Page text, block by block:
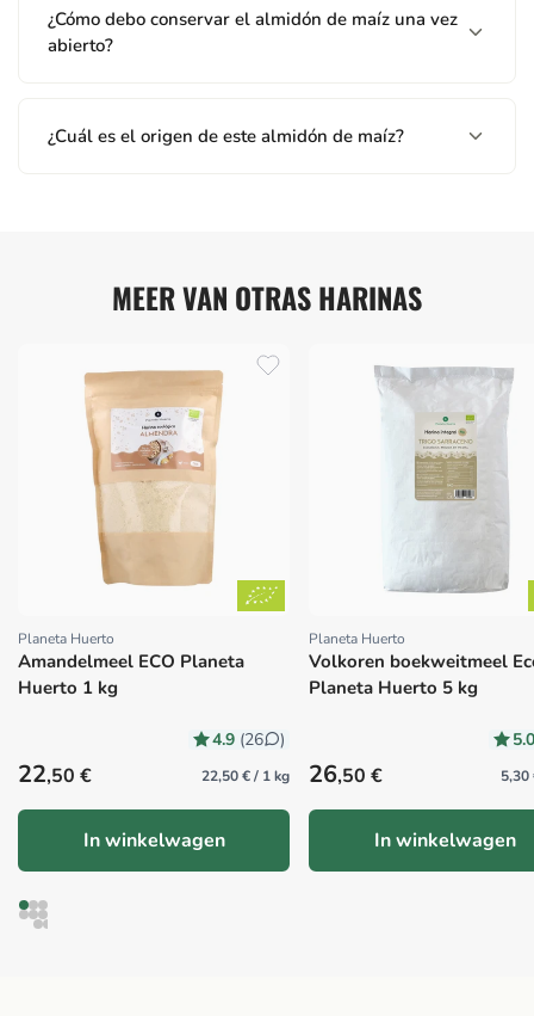
¿Cómo debo conservar el almidón de maíz una vez
abierto?
¿Cuál es el origen de este almidón de maíz?
MEER VAN OTRAS HARINAS
Proveedor:
Planeta Huerto
Amandelmeel ECO Planeta
Huerto 1 kg
4.9 (26 )
Precio habitual
22,50 € 22,50 € / 1 kg
In winkelwagen
Proveedor:
Planeta Huerto
Volkoren boekweitmeel
Planeta Huerto 5 kg
Precio habitual
26,50 € 5,30
In winkelwagen